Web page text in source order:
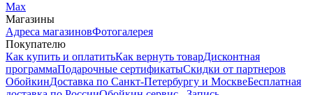
Max
Магазины
Адреса магазиновФотогалерея
Покупателю
Как купить и оплатитьКак вернуть товарДисконтная
программаПодарочные сертификатыСкидки от партнеров
ОбойкинДоставка по Санкт-Петербургу и МосквеБесплатная